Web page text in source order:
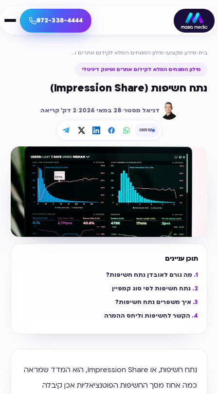
072-338-4444
בית›מידע מקצועי› מילון המונחים המלא לקידום אתרים ושיווק דיגיטלי
מילון המונחים המלא לקידום אתרים ושיווק דיגיטלי
נתח חשיפות (Impression Share)
דניאל מסטר·28 במאי 2026 ·
2 דק׳ קריאה
שתפו
נתח חשיפות, או Impression Share, הוא המדד שמראה
כמה אחוז מסך החשיפות הפוטנציאליות אכן קיבלה
תוכן עניינים
מה גורם לאובדן נתח חשיפות?
נתח חשיפות לפי סוג קמפיין
איך משפרים נתח חשיפות?
הקשר לחשיפות וליחס ההמרה